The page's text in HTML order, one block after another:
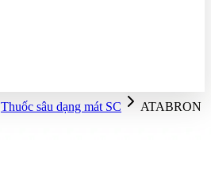
Thuốc sâu dạng mát SC
ATABRON